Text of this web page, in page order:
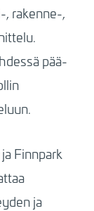
rakenne-,
pää-
Finnpark
ja